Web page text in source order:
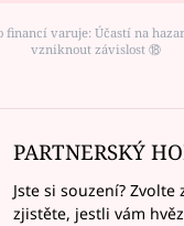
financí varuje: Účastí na
vzniknout závislost ⑱
PARTNERSKÝ
Jste si souzení? Zvolte
zjistěte, jestli vám